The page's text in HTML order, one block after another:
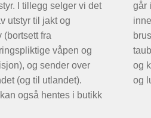
I tillegg selger vi det
utstyr til jakt og
(bortsett fra
våpen og
og sender over
(og til utlandet).
også hentes i butikk
går
og
og